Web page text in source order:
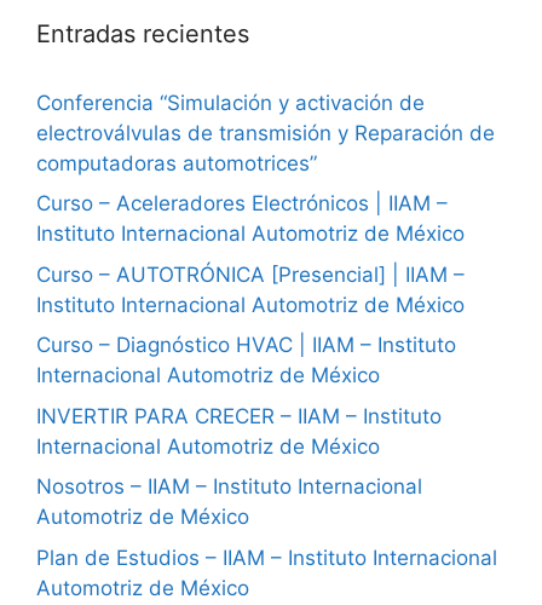
Entradas recientes
Conferencia “Simulación y activación de
electroválvulas de transmisión y Reparación de
computadoras automotrices”
Curso – Aceleradores Electrónicos | IIAM –
Instituto Internacional Automotriz de México
Curso – AUTOTRÓNICA [Presencial] | IIAM –
Instituto Internacional Automotriz de México
Curso – Diagnóstico HVAC | IIAM – Instituto
Internacional Automotriz de México
INVERTIR PARA CRECER – IIAM – Instituto
Internacional Automotriz de México
Nosotros – IIAM – Instituto Internacional
Automotriz de México
Plan de Estudios – IIAM – Instituto Internacional
Automotriz de México